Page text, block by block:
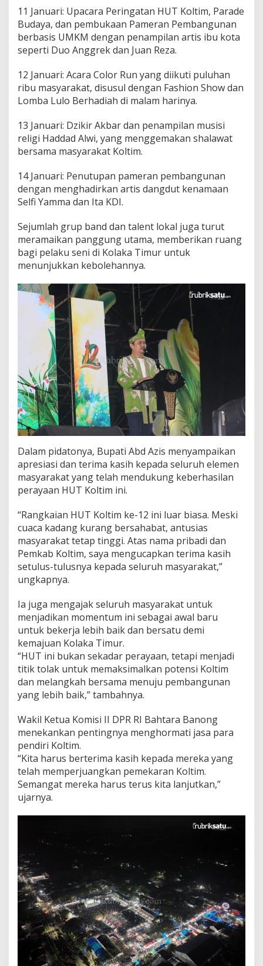
11 Januari: Upacara Peringatan HUT Koltim, Parade
Budaya, dan pembukaan Pameran Pembangunan
berbasis UMKM dengan penampilan artis ibu kota
seperti Duo Anggrek dan Juan Reza.
12 Januari: Acara Color Run yang diikuti puluhan
ribu masyarakat, disusul dengan Fashion Show dan
Lomba Lulo Berhadiah di malam harinya.
13 Januari: Dzikir Akbar dan penampilan musisi
religi Haddad Alwi, yang menggemakan shalawat
bersama masyarakat Koltim.
14 Januari: Penutupan pameran pembangunan
dengan menghadirkan artis dangdut kenamaan
Selfi Yamma dan Ita KDI.
Sejumlah grup band dan talent lokal juga turut
meramaikan panggung utama, memberikan ruang
bagi pelaku seni di Kolaka Timur untuk
menunjukkan kebolehannya.
Dalam pidatonya, Bupati Abd Azis menyampaikan
apresiasi dan terima kasih kepada seluruh elemen
masyarakat yang telah mendukung keberhasilan
perayaan HUT Koltim ini.
“Rangkaian HUT Koltim ke-12 ini luar biasa. Meski
cuaca kadang kurang bersahabat, antusias
masyarakat tetap tinggi. Atas nama pribadi dan
Pemkab Koltim, saya mengucapkan terima kasih
setulus-tulusnya kepada seluruh masyarakat,”
ungkapnya.
Ia juga mengajak seluruh masyarakat untuk
menjadikan momentum ini sebagai awal baru
untuk bekerja lebih baik dan bersatu demi
kemajuan Kolaka Timur.
“HUT ini bukan sekadar perayaan, tetapi menjadi
titik tolak untuk memaksimalkan potensi Koltim
dan melangkah bersama menuju pembangunan
yang lebih baik,” tambahnya.
Wakil Ketua Komisi II DPR RI Bahtara Banong
menekankan pentingnya menghormati jasa para
pendiri Koltim.
“Kita harus berterima kasih kepada mereka yang
telah memperjuangkan pemekaran Koltim.
Semangat mereka harus terus kita lanjutkan,”
ujarnya.